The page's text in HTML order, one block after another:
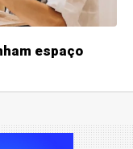
espaço